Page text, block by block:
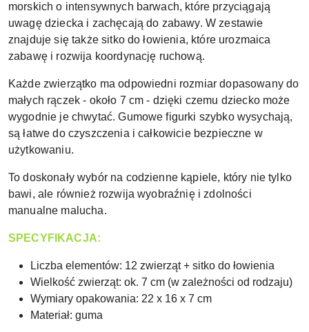
morskich o intensywnych barwach, które przyciągają
uwagę dziecka i zachęcają do zabawy. W zestawie
znajduje się także sitko do łowienia, które urozmaica
zabawę i rozwija koordynację ruchową.
Każde zwierzątko ma odpowiedni rozmiar dopasowany do
małych rączek - około 7 cm - dzięki czemu dziecko może
wygodnie je chwytać. Gumowe figurki szybko wysychają,
są łatwe do czyszczenia i całkowicie bezpieczne w
użytkowaniu.
To doskonały wybór na codzienne kąpiele, który nie tylko
bawi, ale również rozwija wyobraźnię i zdolności
manualne malucha.
SPECYFIKACJA:
Liczba elementów: 12 zwierząt + sitko do łowienia
Wielkość zwierząt: ok. 7 cm (w zależności od rodzaju)
Wymiary opakowania: 22 x 16 x 7 cm
Materiał: guma